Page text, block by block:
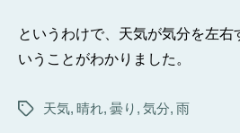
というわけで、天気が気分を左右
いうことがわかりました。
タ
天気, 晴れ, 曇り , 気分, 雨